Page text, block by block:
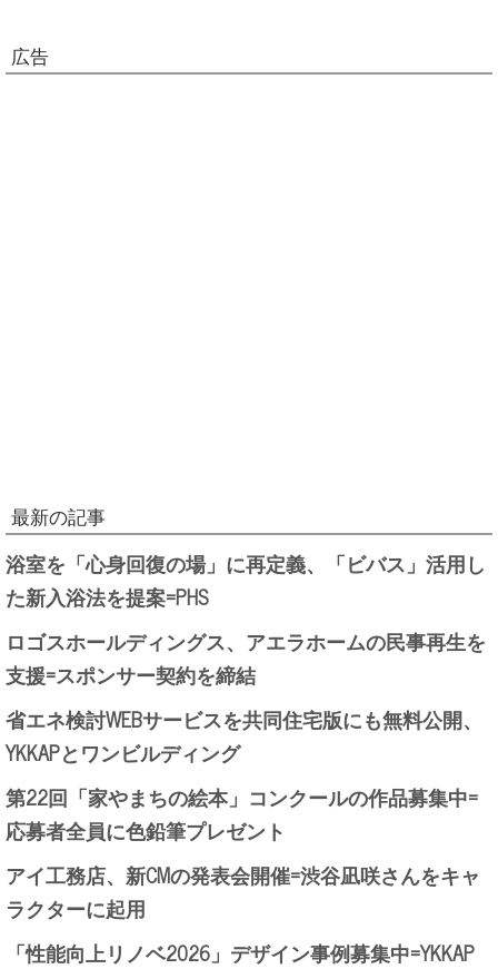
広告
最新の記事
浴室を「心身回復の場」に再定義、「ビバス」活用し
た新入浴法を提案=PHS
ロゴスホールディングス、アエラホームの民事再生を
支援=スポンサー契約を締結
省エネ検討WEBサービスを共同住宅版にも無料公開、
YKKAPとワンビルディング
第22回「家やまちの絵本」コンクールの作品募集中=
応募者全員に色鉛筆プレゼント
アイ工務店、新CMの発表会開催=渋谷凪咲さんをキャ
ラクターに起用
「性能向上リノベ2026」デザイン事例募集中=YKKAP